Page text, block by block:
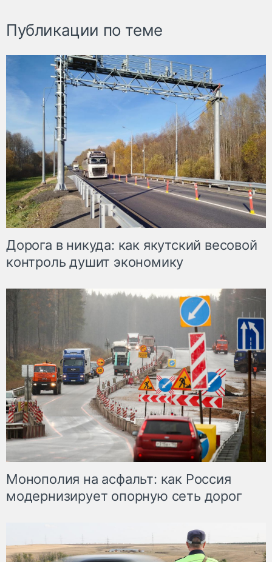
Публикации по теме
Дорога в никуда: как якутский весовой
контроль душит экономику
Монополия на асфальт: как Россия
модернизирует опорную сеть дорог